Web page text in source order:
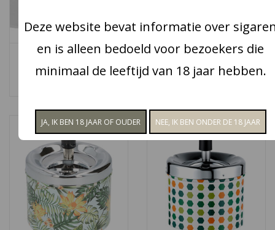
Snoep
Metalen sigaretten
dover
Metalen dobbelsteen
sigarettendover
Deze website bevat informatie over
en is alleen bedoeld voor bezoekers die
minimaal de leeftijd van 18 jaar hebben.